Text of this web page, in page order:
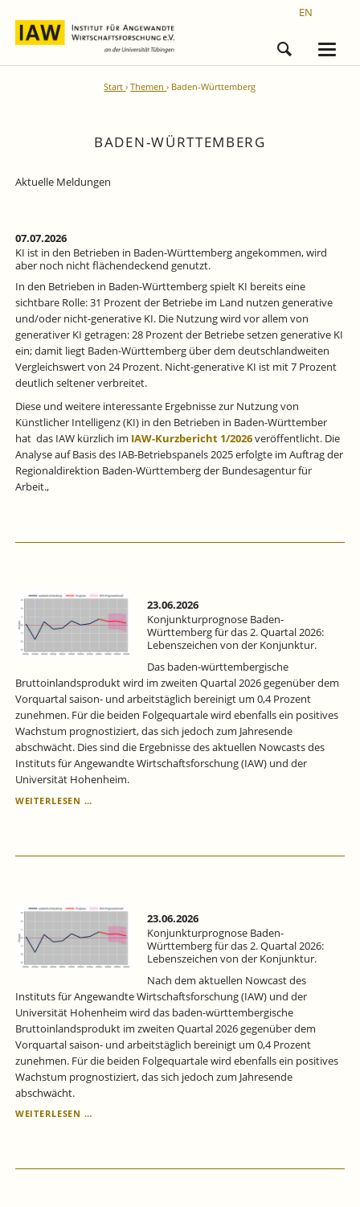
EN
Start Themen Baden-Württemberg
BADEN-WÜRTTEMBERG
Aktuelle Meldungen
07.07.2026
KI ist in den Betrieben in Baden-Württemberg angekommen, wird
aber noch nicht flächendeckend genutzt.
In den Betrieben in Baden-Württemberg spielt KI bereits eine
sichtbare Rolle: 31 Prozent der Betriebe im Land nutzen generative
und/oder nicht-generative KI. Die Nutzung wird vor allem von
generativer KI getragen: 28 Prozent der Betriebe setzen generative KI
ein; damit liegt Baden-Württemberg über dem deutschlandweiten
Vergleichswert von 24 Prozent. Nicht-generative KI ist mit 7 Prozent
deutlich seltener verbreitet.
Diese und weitere interessante Ergebnisse zur Nutzung von
Künstlicher Intelligenz (KI) in den Betrieben in Baden-Württember
hat das IAW kürzlich im IAW-Kurzbericht 1/2026veröffentlicht. Die
Analyse auf Basis des IAB-Betriebspanels 2025 erfolgte im Auftrag der
Regionaldirektion Baden-Württemberg der Bundesagentur für
Arbeit.,
23.06.2026
Konjunkturprognose Baden-
Württemberg für das 2. Quartal 2026:
Lebenszeichen von der Konjunktur.
Das baden-württembergische
Bruttoinlandsprodukt wird im zweiten Quartal 2026 gegenüber dem
Vorquartal saison- und arbeitstäglich bereinigt um 0,4 Prozent
zunehmen. Für die beiden Folgequartale wird ebenfalls ein positives
Wachstum prognostiziert, das sich jedoch zum Jahresende
abschwächt. Dies sind die Ergebnisse des aktuellen Nowcasts des
Instituts für Angewandte Wirtschaftsforschung (IAW) und der
Universität Hohenheim.
WEITERLESEN …
DAS
LEBENSZEICHEN
VON
DER
KONJUNKTUR.
23.06.2026
Konjunkturprognose Baden-
Württemberg für das 2. Quartal 2026:
Lebenszeichen von der Konjunktur.
Nach dem aktuellen Nowcast des
Instituts für Angewandte Wirtschaftsforschung (IAW) und der
Universität Hohenheim wird das baden-württembergische
Bruttoinlandsprodukt im zweiten Quartal 2026 gegenüber dem
Vorquartal saison- und arbeitstäglich bereinigt um 0,4 Prozent
zunehmen. Für die beiden Folgequartale wird ebenfalls ein positives
Wachstum prognostiziert, das sich jedoch zum Jahresende
abschwächt.
WEITERLESEN …KONJUNKTURPROGNOSE
DAS